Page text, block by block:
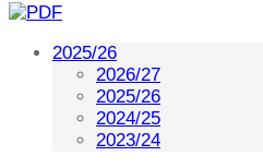
2025/26
2026/27
2025/26
2024/25
2023/24